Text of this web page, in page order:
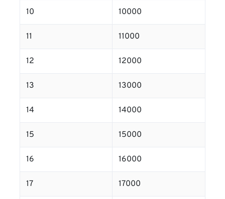
10 10000
11 11000
12 12000
13 13000
14 14000
15 15000
16 16000
17 17000